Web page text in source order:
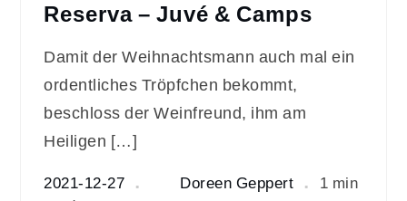
Reserva – Juvé & Camps
Damit der Weihnachtsmann auch mal ein
ordentliches Tröpfchen bekommt,
beschloss der Weinfreund, ihm am
Heiligen […]
2021-12-27 Doreen Geppert
1 min